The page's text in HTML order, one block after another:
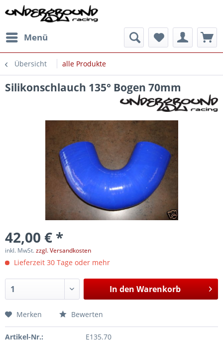
Menü
Übersicht alle Produkte
Silikonschlauch 135° Bogen 70mm
42,00 € *
inkl. MwSt.zzgl. Versandkosten
Lieferzeit 30 Tage oder mehr
In den Warenkorb
Merken Bewerten
Artikel-Nr.: E135.70